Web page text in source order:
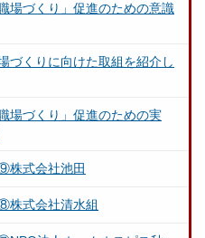
場づくり」促進のための意識
づくりに向けた取組を紹介し
場づくり」促進のための実
式会社池田
式会社清水組